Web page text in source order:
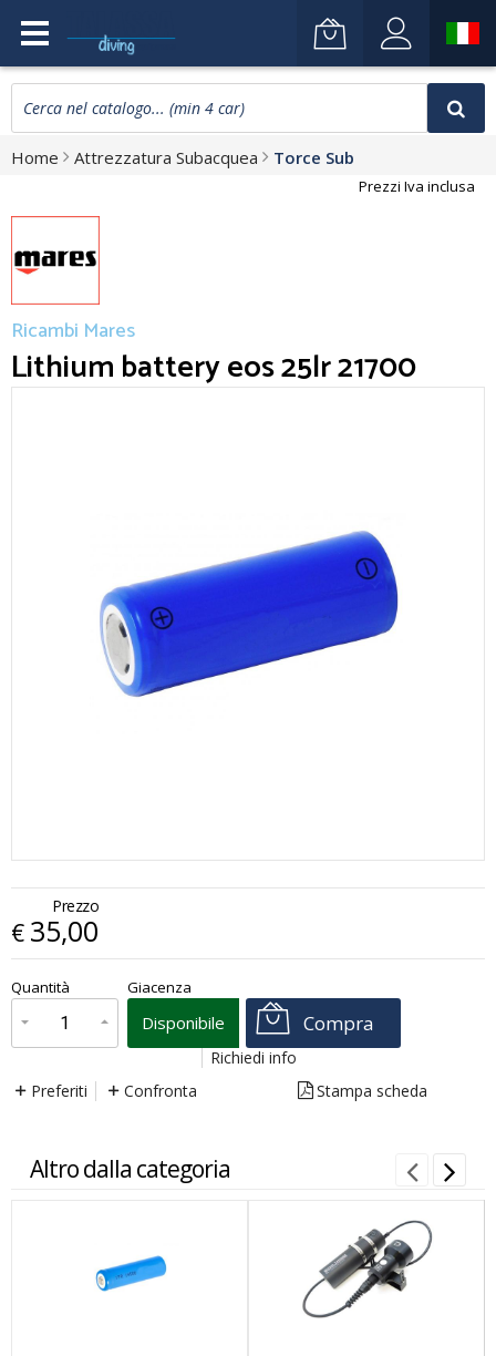
Home Attrezzatura Subacquea Torce Sub
Prezzi Iva inclusa
Ricambi Mares
Lithium battery eos 25lr 21700
Prezzo
€ 35,00
x1 Prezzo finale:€35,00
Quantità Giacenza
Disponibile Compra
Preferiti Confronta
Richiedi info
Stampa scheda
Altro dalla categoria